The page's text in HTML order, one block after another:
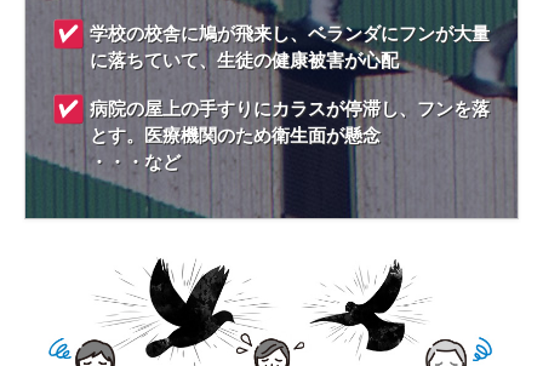
学校の校舎に鳩が飛来し、ベランダにフンが大量
に落ちていて、生徒の健康被害が心配
病院の屋上の手すりにカラスが停滞し、フンを落
とす。医療機関のため衛生面が懸念
・・・など